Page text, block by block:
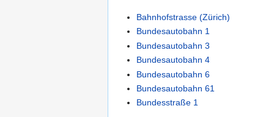
Bahnhofstrasse (Zürich)
Bundesautobahn 1
Bundesautobahn 3
Bundesautobahn 4
Bundesautobahn 6
Bundesautobahn 61
Bundesstraße 1